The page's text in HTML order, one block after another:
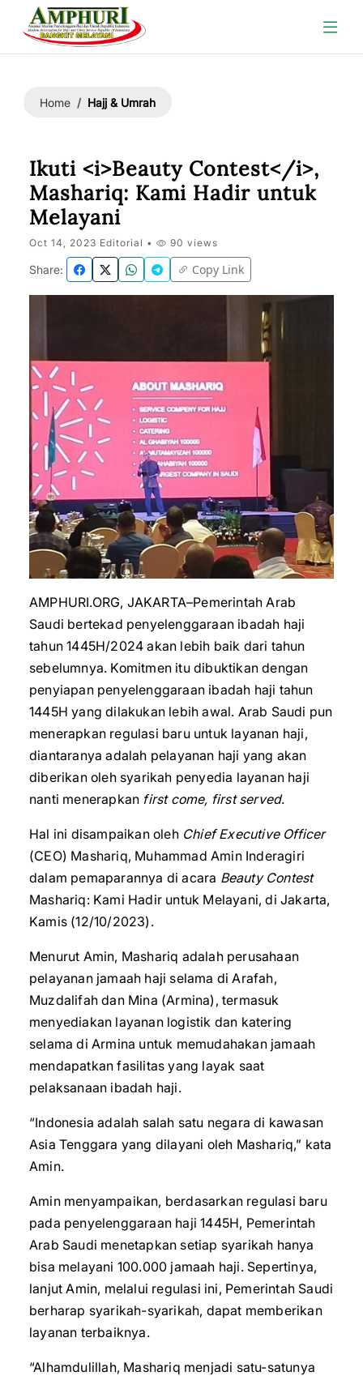
Home Hajj & Umrah
Ikuti <i>Beauty Contest</i>,
Mashariq: Kami Hadir untuk
Melayani
Oct 14, 2023 Editorial • 90 views
Share: Copy Link
AMPHURI.ORG, JAKARTA–Pemerintah Arab
Saudi bertekad penyelenggaraan ibadah haji
tahun 1445H/2024 akan lebih baik dari tahun
sebelumnya. Komitmen itu dibuktikan dengan
penyiapan penyelenggaraan ibadah haji tahun
1445H yang dilakukan lebih awal. Arab Saudi pun
menerapkan regulasi baru untuk layanan haji,
diantaranya adalah pelayanan haji yang akan
diberikan oleh syarikah penyedia layanan haji
nanti menerapkan first come, first served.
Hal ini disampaikan oleh Chief Executive Officer
(CEO) Mashariq, Muhammad Amin Inderagiri
dalam pemaparannya di acara Beauty Contest
Mashariq: Kami Hadir untuk Melayani, di Jakarta,
Kamis (12/10/2023).
Menurut Amin, Mashariq adalah perusahaan
pelayanan jamaah haji selama di Arafah,
Muzdalifah dan Mina (Armina), termasuk
menyediakan layanan logistik dan katering
selama di Armina untuk memudahakan jamaah
mendapatkan fasilitas yang layak saat
pelaksanaan ibadah haji.
“Indonesia adalah salah satu negara di kawasan
Asia Tenggara yang dilayani oleh Mashariq,” kata
Amin.
Amin menyampaikan, berdasarkan regulasi baru
pada penyelenggaraan haji 1445H, Pemerintah
Arab Saudi menetapkan setiap syarikah hanya
bisa melayani 100.000 jamaah haji. Sepertinya,
lanjut Amin, melalui regulasi ini, Pemerintah Saudi
berharap syarikah-syarikah, dapat memberikan
layanan terbaiknya.
“Alhamdulillah, Mashariq menjadi satu-satunya